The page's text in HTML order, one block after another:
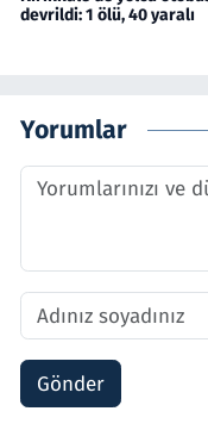
devrildi: 1 ölü, 40 yaralı
Yorumlar
Gönder